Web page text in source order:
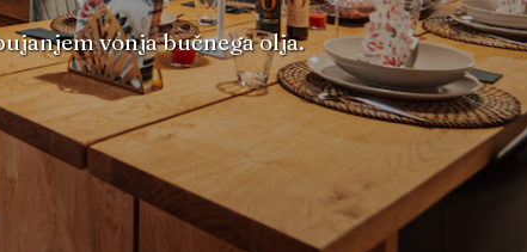
vonja bučnega olja.